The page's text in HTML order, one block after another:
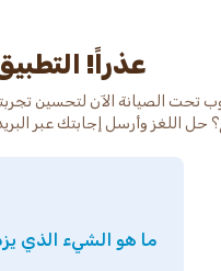
عذراً!
تحت الصيانة الآن لتحسين
حل اللغز وأرسل إجابتك عبر
ما هو الشيء الذي